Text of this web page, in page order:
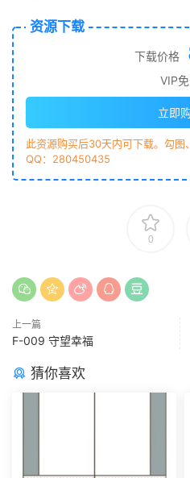
资源下载
下载价格
VIP
立即
此资源购买后30天内可下载。勾图
QQ：280450435
0
上一篇
F-009 守望幸福
猜你喜欢